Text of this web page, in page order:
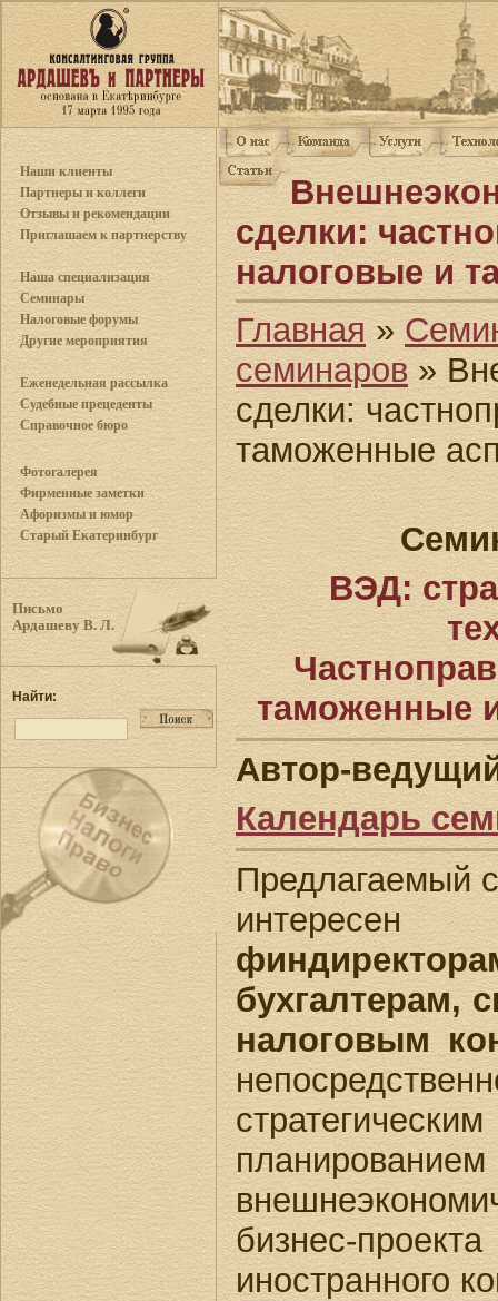
Наши клиенты
Партнеры и коллеги
Отзывы и рекомендации
Приглашаем к партнерству
Наша специализация
Семинары
Налоговые форумы
Другие мероприятия
Еженедельная рассылка
Судебные прецеденты
Справочное бюро
Фотогалерея
Фирменные заметки
Афоризмы и юмор
Старый Екатеринбург
Письмо
Ардашеву В. Л.
Найти:
сделки:
налоговые и
Главная»
семинаров»
сделки:
таможенные
ВЭД:
таможенные
Автор-
Календарь
Предлагаемый
бухгалтерам,
налоговым
бизнес-
иностранного